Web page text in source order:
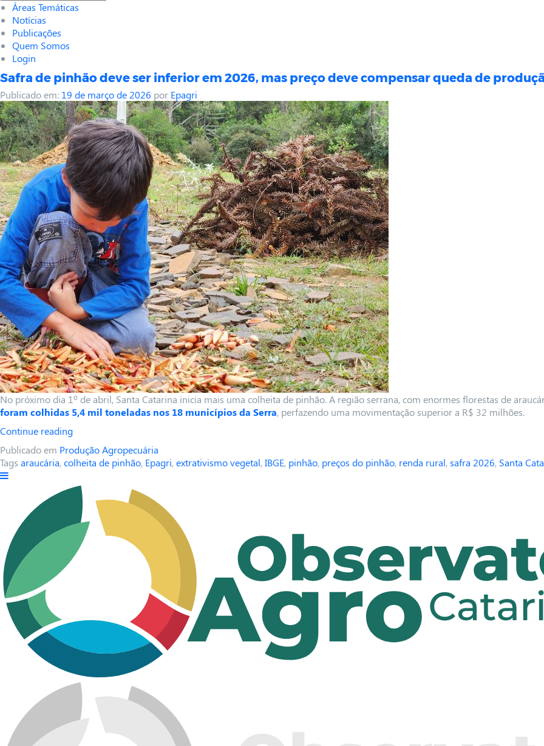
Áreas Temáticas
Notícias
Publicações
Quem Somos
Login
Safra de pinhão deve ser inferior em 2026, mas preço deve compensar queda de
Publicado em: 19 de março de 2026 por Epagri
No próximo dia 1º de abril, Santa Catarina inicia mais uma colheita de pinhão. A região serrana, com enormes florestas de
foram colhidas 5,4 mil toneladas nos 18 municípios da Serra, perfazendo uma movimentação superior a R$ 32 milhões.
Continue reading
Publicado em Produção Agropecuária
Tags araucária,colheita de pinhão, Epagri,extrativismo vegetal,IBGE, pinhão, preços do pinhão, renda rural,safra 2026, Santa